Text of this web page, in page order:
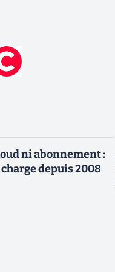
ni abonnement :
depuis 2008